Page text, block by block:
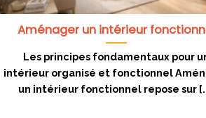
Aménager un intérieur
Les principes fondamentaux pour
intérieur organisé et fonctionnel
un intérieur fonctionnel repose sur